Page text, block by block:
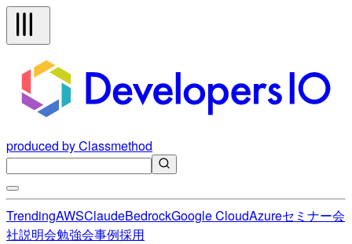
produced by Classmethod
TrendingAWSClaudeBedrockGoogle CloudAzureセミナー会
社説明会勉強会事例採用